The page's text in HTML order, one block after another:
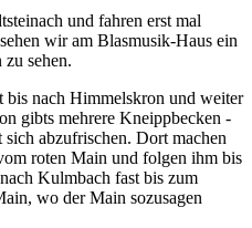
und fahren erst mal
wir am Blasmusik-Haus ein
zu sehen.
bis nach Himmelskron und weiter
gibts mehrere Kneippbecken -
abzufrischen. Dort machen
roten Main und folgen ihm bis
Kulmbach fast bis zum
wo der Main sozusagen